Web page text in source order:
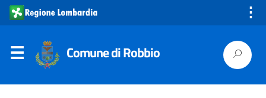
⋮
Comune di Robbio